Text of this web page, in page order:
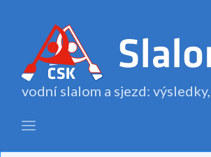
vodní slalom a sjezd: